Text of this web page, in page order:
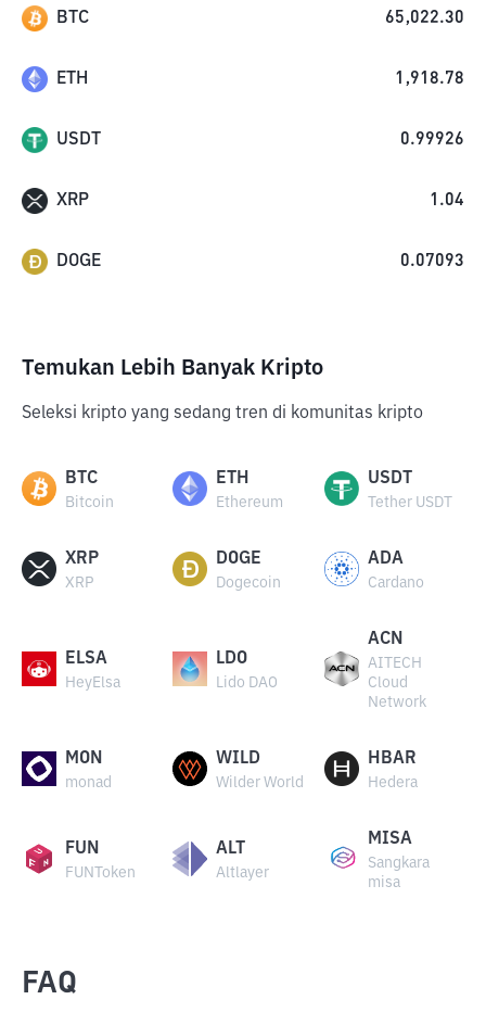
BTC 65,022.30
ETH 1,918.78
USDT 0.99926
XRP 1.04
DOGE 0.07093
Temukan Lebih Banyak Kripto
Seleksi kripto yang sedang tren di komunitas kripto
BTC
Bitcoin
ETH
Ethereum
USDT
Tether USDT
XRP
XRP
DOGE
Dogecoin
ADA
Cardano
ELSA
HeyElsa
LDO
Lido DAO
ACN
AITECH
Cloud
Network
MON
monad
WILD
Wilder World
HBAR
Hedera
FUN
FUNToken
ALT
Altlayer
MISA
Sangkara
misa
FAQ